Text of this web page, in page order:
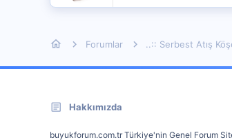
Forumlar ..:: Serbest Atış
Hakkımızda
buyukforum.com.tr Türkiye'nin Genel Forum